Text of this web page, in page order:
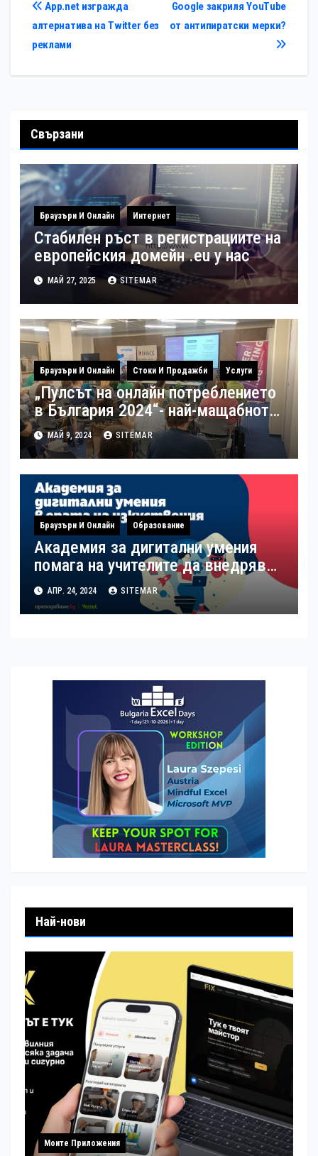
Навигация
Google закриля YouTube
от антипиратски мерки?
App.net изгражда
алтернатива на Twitter без
реклами
Свързани
Браузъри И Онлайн Интернет
Стабилен ръст в регистрациите на
европейския домейн .eu у нас
МАЙ 27, 2025 SITEMAR
Браузъри И Онлайн Стоки И Продажби Услуги
„Пулсът на онлайн потреблението
в България 2024“- най-мащабното
потребителско проучване на
пазара на електронна търговия в
България беше представено
наскоро
МАЙ 9, 2024 SITEMAR
Браузъри И Онлайн Образование
Академия за дигитални умения
помага на учителите да внедряват
изкуствения интелект в учебния
процес
АПР. 24, 2024 SITEMAR
Най-нови
Моите Приложения